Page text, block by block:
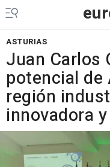
ASTURIAS
Juan Carlos
potencial
región
innovadora